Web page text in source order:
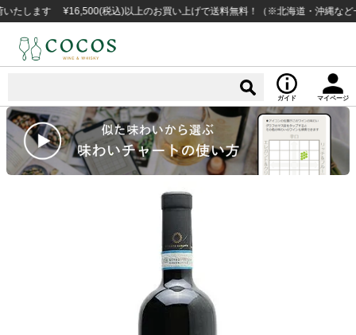
す ¥16,500(税込)以上のお買い上げで送料無料！（※北海道・沖縄など一部例
ガイド マイページ